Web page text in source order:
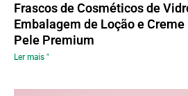
Frascos de Cosméticos de
Embalagem de Loção e
Pele Premium
Ler mais "